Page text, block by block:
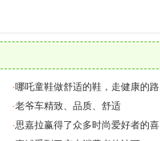
·哪吒童鞋做舒适的鞋，走健康的路
·老爷车精致、品质、舒适
·思嘉拉赢得了众多时尚爱好者的喜